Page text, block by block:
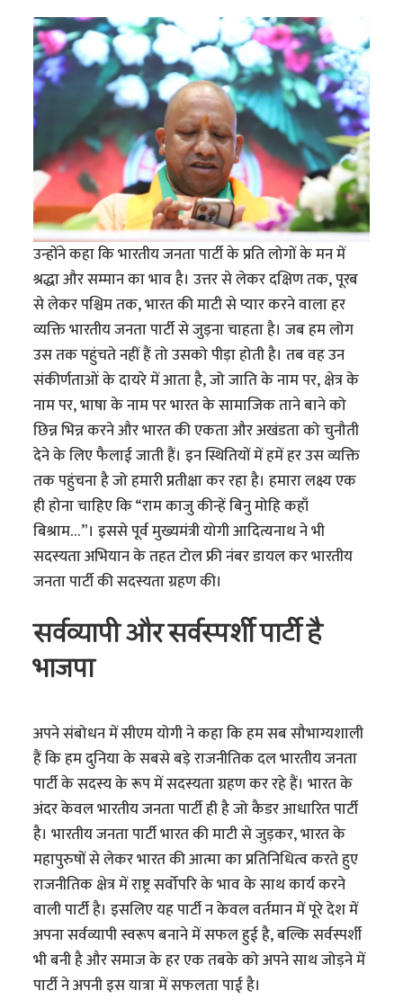
उन्होंने कहा कि भारतीय जनता पार्टी के प्रति लोगों के मन में
श्रद्धा और सम्मान का भाव है। उत्तर से लेकर दक्षिण तक, पूरब
से लेकर पश्चिम तक, भारत की माटी से प्यार करने वाला हर
व्यक्ति भारतीय जनता पार्टी से जुड़ना चाहता है। जब हम लोग
उस तक पहुंचते नहीं हैं तो उसको पीड़ा होती है। तब वह उन
संकीर्णताओं के दायरे में आता है, जो जाति के नाम पर, क्षेत्र के
नाम पर, भाषा के नाम पर भारत के सामाजिक ताने बाने को
छिन्न भिन्न करने और भारत की एकता और अखंडता को चुनौती
देने के लिए फैलाई जाती हैं। इन स्थितियों में हमें हर उस व्यक्ति
तक पहुंचना है जो हमारी प्रतीक्षा कर रहा है। हमारा लक्ष्य एक
ही होना चाहिए कि “राम काजु कीन्हें बिनु मोहि कहाँ
बिश्राम…”। इससे पूर्व मुख्यमंत्री योगी आदित्यनाथ ने भी
सदस्यता अभियान के तहत टोल फ्री नंबर डायल कर भारतीय
जनता पार्टी की सदस्यता ग्रहण की।
सर्वव्यापी और सर्वस्पर्शी पार्टी है
भाजपा
अपने संबोधन में सीएम योगी ने कहा कि हम सब सौभाग्यशाली
हैं कि हम दुनिया के सबसे बड़े राजनीतिक दल भारतीय जनता
पार्टी के सदस्य के रूप में सदस्यता ग्रहण कर रहे हैं। भारत के
अंदर केवल भारतीय जनता पार्टी ही है जो कैडर आधारित पार्टी
है। भारतीय जनता पार्टी भारत की माटी से जुड़कर, भारत के
महापुरुषों से लेकर भारत की आत्मा का प्रतिनिधित्व करते हुए
राजनीतिक क्षेत्र में राष्ट्र सर्वोपरि के भाव के साथ कार्य करने
वाली पार्टी है। इसलिए यह पार्टी न केवल वर्तमान में पूरे देश में
अपना सर्वव्यापी स्वरूप बनाने में सफल हुई है, बल्कि सर्वस्पर्शी
भी बनी है और समाज के हर एक तबके को अपने साथ जोड़ने में
पार्टी ने अपनी इस यात्रा में सफलता पाई है।